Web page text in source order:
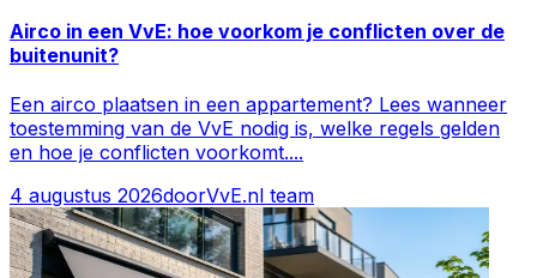
Airco in een VvE: hoe voorkom je conflicten over de
buitenunit?
Een airco plaatsen in een appartement? Lees wanneer
toestemming van de VvE nodig is, welke regels gelden
en hoe je conflicten voorkomt....
4 augustus 2026doorVvE.nl team